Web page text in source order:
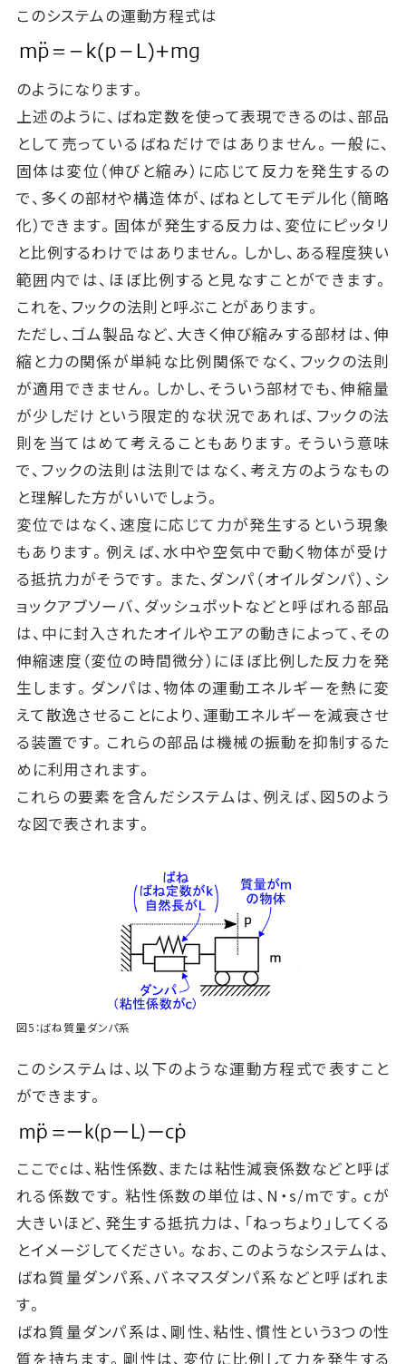
このシステムの運動方程式は
のようになります。
上述のように、ばね定数を使って表現できるのは、部品
として売っているばねだけではありません。一般に、
固体は変位（伸びと縮み）に応じて反力を発生するの
で、多くの部材や構造体が、ばねとしてモデル化（簡略
化）できます。固体が発生する反力は、変位にピッタリ
と比例するわけではありません。しかし、ある程度狭い
範囲内では、ほぼ比例すると見なすことができます。
これを、フックの法則と呼ぶことがあります。
ただし、ゴム製品など、大きく伸び縮みする部材は、伸
縮と力の関係が単純な比例関係でなく、フックの法則
が適用できません。しかし、そういう部材でも、伸縮量
が少しだけという限定的な状況であれば、フックの法
則を当てはめて考えることもあります。そういう意味
で、フックの法則は法則ではなく、考え方のようなもの
と理解した方がいいでしょう。
変位ではなく、速度に応じて力が発生するという現象
もあります。例えば、水中や空気中で動く物体が受け
る抵抗力がそうです。また、ダンパ（オイルダンパ）、シ
ョックアブソーバ、ダッシュポットなどと呼ばれる部品
は、中に封入されたオイルやエアの動きによって、その
伸縮速度（変位の時間微分）にほぼ比例した反力を発
生します。ダンパは、物体の運動エネルギーを熱に変
えて散逸させることにより、運動エネルギーを減衰させ
る装置です。これらの部品は機械の振動を抑制するた
めに利用されます。
これらの要素を含んだシステムは、例えば、図5のよう
な図で表されます。
図5：ばね質量ダンパ系
このシステムは、以下のような運動方程式で表すこと
ができます。
ここでcは、粘性係数、または粘性減衰係数などと呼ば
れる係数です。粘性係数の単位は、N・s/mです。cが
大きいほど、発生する抵抗力は、「ねっちょり」してくる
とイメージしてください。なお、このようなシステムは、
ばね質量ダンパ系、バネマスダンパ系などと呼ばれま
す。
ばね質量ダンパ系は、剛性、粘性、慣性という3つの性
質を持ちます。剛性は、変位に比例して力を発生する